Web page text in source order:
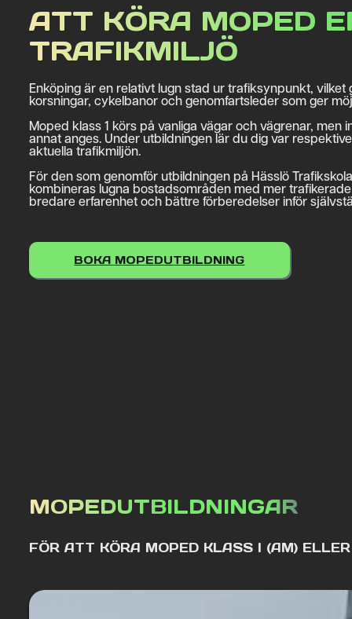
ATT KÖRA MOPED
TRAFIKMILJÖ
Enköping är en relativt lugn stad ur trafiksynpunkt,
korsningar, cykelbanor och genomfartsleder som ger
Moped klass 1 körs på vanliga vägar och vägrenar,
annat anges. Under utbildningen lär du dig var
aktuella trafikmiljön.
För den som genomför utbildningen på Hässlö
kombineras lugna bostadsområden med mer
bredare erfarenhet och bättre förberedelser inför
BOKA MOPEDUTBILDNING
MOPEDUTBILDNINGAR
FÖR ATT KÖRA MOPED KLASS I (AM)